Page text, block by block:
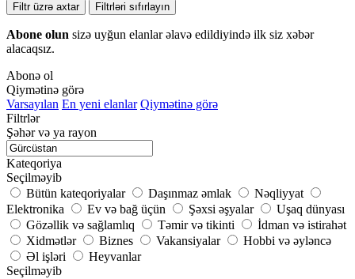
Filtr üzrə axtar Filtrləri sıfırlayın
Abone olun sizə uyğun elanlar əlavə edildiyində ilk siz xəbər
alacaqsız.
Abonə ol
Qiymətinə görə
Varsayılan En yeni elanlar Qiymətinə görə
Filtrlər
Şəhər və ya rayon
Kateqoriya
Seçilməyib
Bütün kateqoriyalar
Daşınmaz əmlak
Nəqliyyat
Elektronika
Ev və bağ üçün Şəxsi əşyalar
Uşaq dünyası
Gözəllik və sağlamlıq
Təmir və tikinti
İdman və istirahət
Xidmətlər
Biznes Vakansiyalar
Hobbi və əyləncə
Əl işləri
Heyvanlar
Seçilməyib